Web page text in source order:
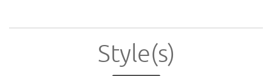
Style(s)